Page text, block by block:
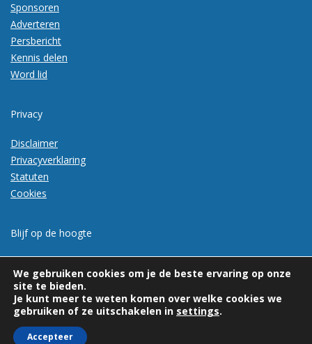
Sponsoren
Adverteren
Persbericht
Kennis delen
Word lid
Privacy
Disclaimer
Privacyverklaring
Statuten
Cookies
Blijf op de hoogte
We gebruiken cookies om je de beste ervaring op onze
site te bieden.
Je kunt meer te weten komen over welke cookies we
gebruiken of ze uitschakelen in settings.
Accepteer